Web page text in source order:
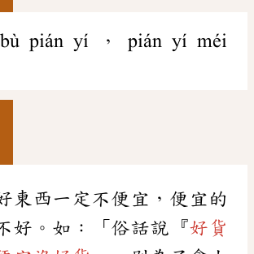
pián yí ， pián yí méi
東西一定不便宜，便宜的
好。如：「俗話說『好貨